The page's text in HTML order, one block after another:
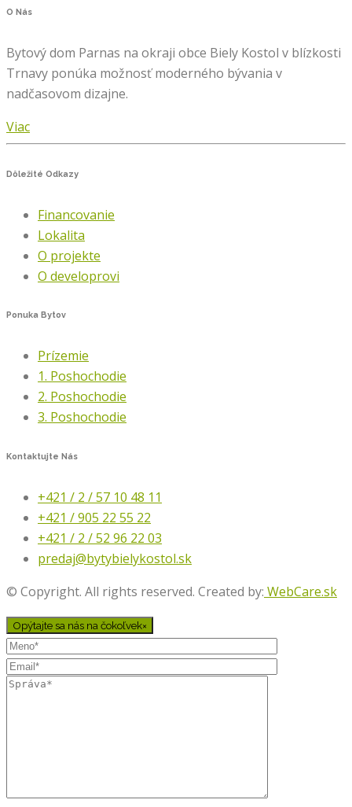
O Nás
Bytový dom Parnas na okraji obce Biely Kostol v blízkosti
Trnavy ponúka možnosť moderného bývania v
nadčasovom dizajne.
Viac
Dôležité Odkazy
Financovanie
Lokalita
O projekte
O developrovi
Ponuka Bytov
Prízemie
1. Poshochodie
2. Poshochodie
3. Poshochodie
Kontaktujte Nás
+421 / 2 / 57 10 48 11
+421 / 905 22 55 22
+421 / 2 / 52 96 22 03
predaj@bytybielykostol.sk
© Copyright. All rights reserved. Created by: WebCare.sk
Opýtajte sa nás na čokoľvek×